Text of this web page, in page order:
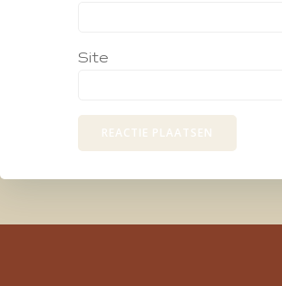
Site